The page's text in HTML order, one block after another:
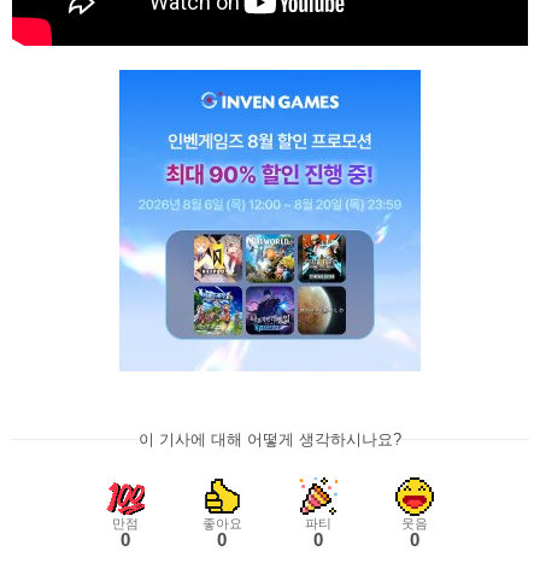
이 기사에 대해 어떻게 생각하시나요?
만점
0
좋아요
0
파티
0
웃음
0